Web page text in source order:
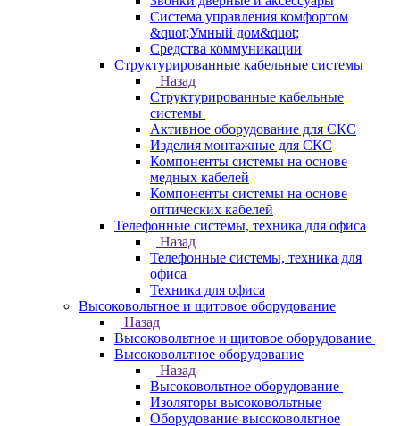
Система управления комфортом
&quot;Умный дом&quot;
Средства коммуникации
Структурированные кабельные системы
Назад
Структурированные кабельные
системы
Активное оборудование для СКС
Изделия монтажные для СКС
Компоненты системы на основе
медных кабелей
Компоненты системы на основе
оптических кабелей
Телефонные системы, техника для офиса
Назад
Телефонные системы, техника для
офиса
Техника для офиса
Высоковольтное и щитовое оборудование
Назад
Высоковольтное и щитовое оборудование
Высоковольтное оборудование
Назад
Высоковольтное оборудование
Изоляторы высоковольтные
Оборудование высоковольтное